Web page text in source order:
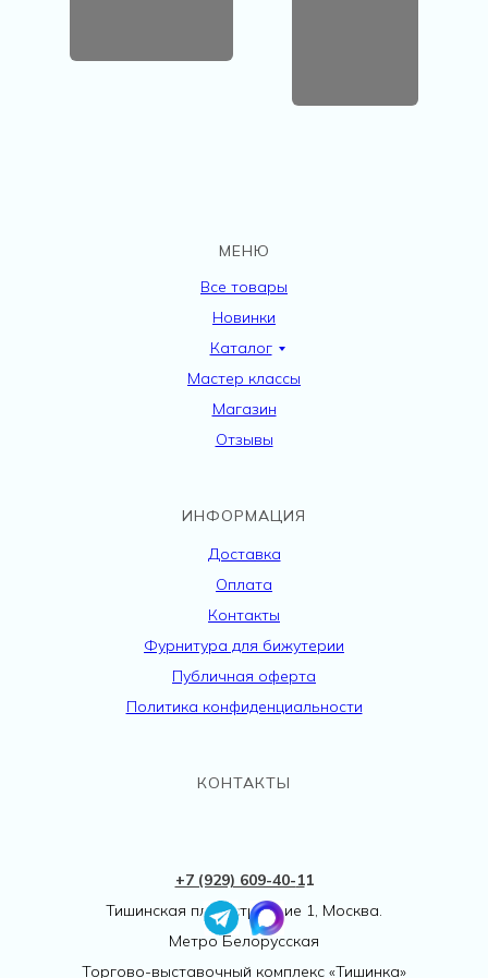
МЕНЮ
Все товары
Новинки
Каталог
Мастер классы
Магазин
Отзывы
ИНФОРМАЦИЯ
Доставка
Оплата
Контакты
Фурнитура для бижутерии
Публичная оферта
Политика конфиденциальности
КОНТАКТЫ
+7 (929) 609-40-11
Тишинская пл., 1 строение 1, Москва.
Метро Белорусская
Торгово-выставочный комплекс «Тишинка»